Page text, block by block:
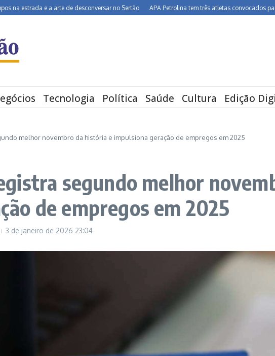
e a arte de desconversar no Sertão APA Petrolina tem três atletas convocados para o
Tecnologia Política Saúde Cultura Edição
melhor novembro da história e impulsiona geração de empregos em 2025
segundo melhor
de empregos em 2025
3 de janeiro de 2026 23:04